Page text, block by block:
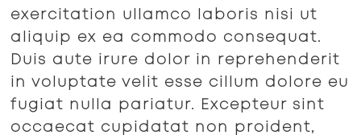
exercitation ullamco laboris nisi ut
aliquip ex ea commodo consequat.
Duis aute irure dolor in reprehenderit
in voluptate velit esse cillum dolore eu
fugiat nulla pariatur. Excepteur sint
occaecat cupidatat non proident,